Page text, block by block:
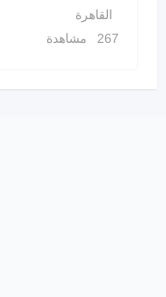
القاهرة
267 مشاهدة